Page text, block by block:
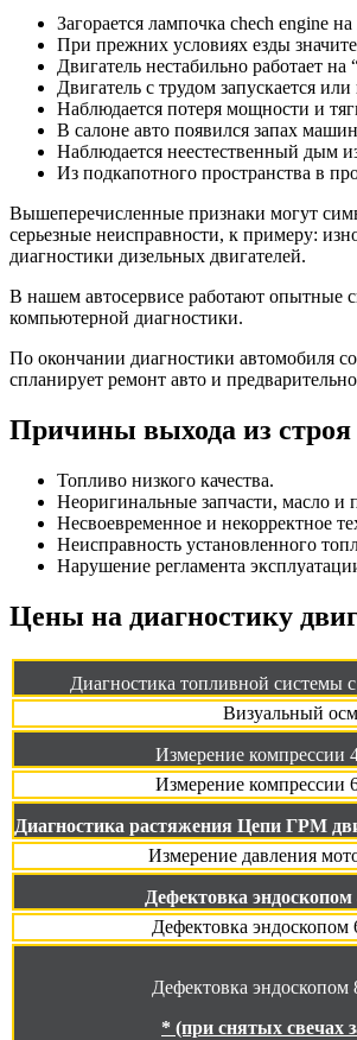
Загорается лампочка chech engine
При прежних условиях езды
Двигатель нестабильно работает на
Двигатель с трудом запускается
Наблюдается потеря мощности и
В салоне авто появился запах
Наблюдается неестественный дым
Из подкапотного пространства в
Вышеперечисленные признаки могут
серьезные неисправности, к примеру:
диагностики дизельных двигателей.
В нашем автосервисе работают опытные
компьютерной диагностики.
По окончании диагностики автомобиля
спланирует ремонт авто и
Причины выхода из строя
Топливо низкого качества.
Неоригинальные запчасти, масло и
Несвоевременное и некорректное
Неисправность установленного
Нарушение регламента
Цены на диагностику
Диагностика топливной системы
Визуальный
Измерение компрессии
Измерение компрессии
Диагностика растяжения Цепи ГРМ
Измерение давления
Дефектовка
Дефектовка
Дефектовка
* (при снятых свечах